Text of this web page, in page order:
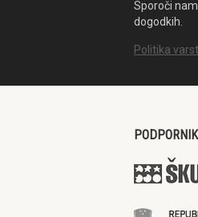
Sporoči
dogodkih.
Politika
PODPORNIKI